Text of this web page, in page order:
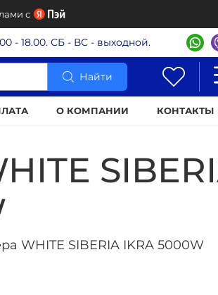
с
- 18.00. СБ - ВС - выходной.
Найти
О КОМПАНИИ КОНТАКТЫ
WHITE SIBERIA IKRA 5000W